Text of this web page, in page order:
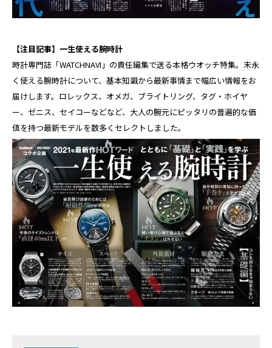
【注目記事】一生使える腕時計
時計専門誌「WATCHNAVI」の責任編集で送る本格ウオッチ特集。末永
く使える腕時計について、基本知識から最新事情まで幅広い情報をお
届けします。ロレックス、オメガ、ブライトリング、タグ・ホイヤ
ー、ゼニス、セイコーなどなど、大人の腕元にピッタリの普遍的な価
値を持つ最新モデルを数多くセレクトしました。